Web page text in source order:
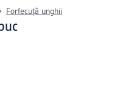
Forfecuță unghii